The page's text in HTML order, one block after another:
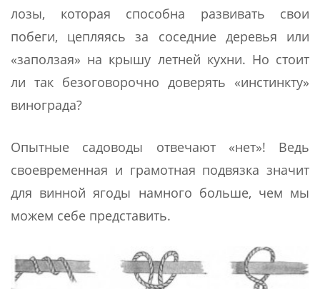
лозы, которая способна развивать свои
побеги, цепляясь за соседние деревья или
«заползая» на крышу летней кухни. Но стоит
ли так безоговорочно доверять «инстинкту»
винограда?
Опытные садоводы отвечают «нет»! Ведь
своевременная и грамотная подвязка значит
для винной ягоды намного больше, чем мы
можем себе представить.